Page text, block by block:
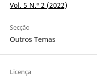
Vol. 5 N.º 2 (2022)
Secção
Outros Temas
Licença